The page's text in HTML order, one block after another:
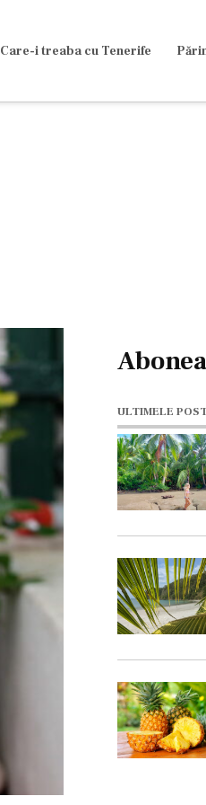
Care-i treaba cu Tenerife
ULTIMELE